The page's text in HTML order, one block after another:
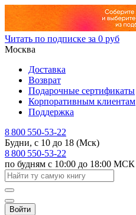
Читать по подписке за 0 руб
Москва
Доставка
Возврат
Подарочные сертификаты
Корпоративным клиентам
Поддержка
8 800 550-53-22
Будни, с 10 до 18 (Мск)
8 800 550-53-22
по будням с 10:00 до 18:00 МСК
Войти